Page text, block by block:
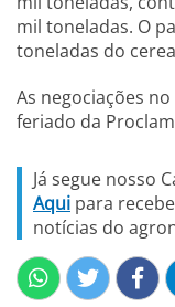
mil toneladas. O
toneladas do
As negociações
feriado da
Já segue nosso
Aqui para
notícias do